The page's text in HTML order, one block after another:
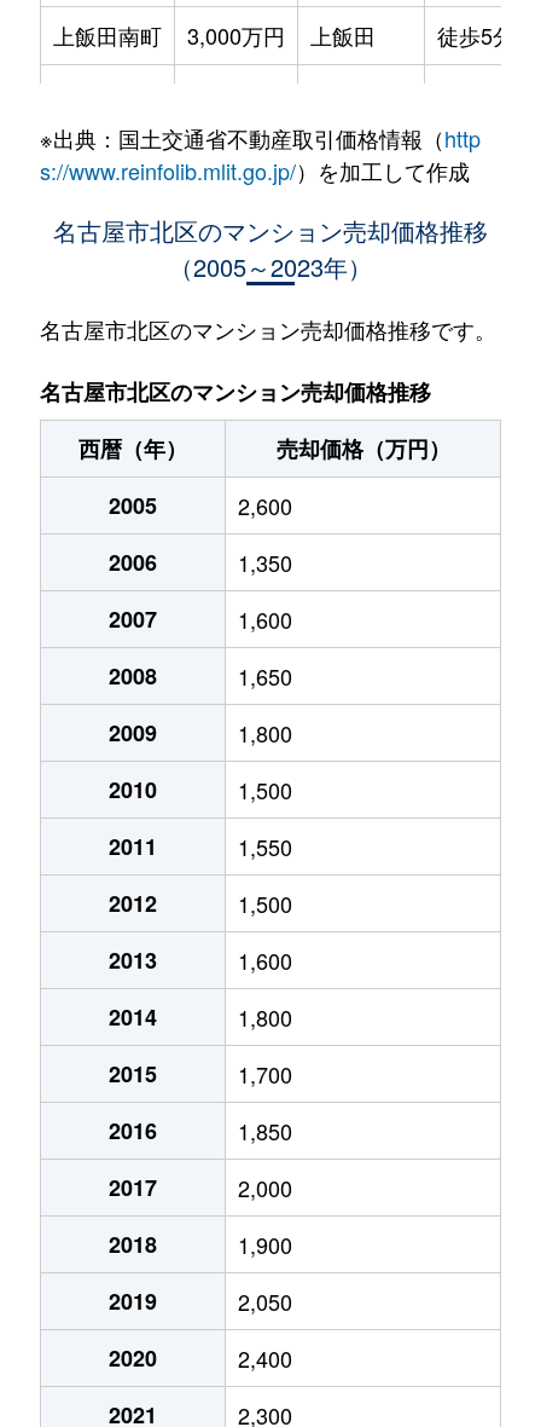
上飯田南町
3,000万円 上飯田
徒歩5分
上飯田南町
2,500万円 上飯田
徒歩5分
330万円 名城公園
金城
75万円 名城公園
徒歩8分
金城
900万円 名城公園
金城
名城公園
徒歩8分
630万円
2,500万円
1,600万円
楠味鋺
1,700万円
楠味鋺
1,300万円
楠味鋺
1,200万円
黒川本通
1,800万円
志賀町
2,100万円
志賀町
4,500万円
志賀本通
3,900万円
志賀本通
2,900万円
志賀南通
1,600万円
志賀南通
1,700万円
志賀南通
1,800万円
2,000万円
2,700万円
※出典：国土交通省不動産取引価格情報（http
s://www.reinfolib.mlit.go.jp/）を加工して作成
名古屋市北区のマンション売却価格推移
（2005～2023年）
名古屋市北区のマンション売却価格推移です。
名古屋市北区のマンション売却価格推移
西暦（年）
売却価格（万円）
2005
2,600
2006
1,350
2007
1,600
2008
1,650
2009
1,800
2010
1,500
2011
1,550
2012
1,500
2013
1,600
2014
1,800
2015
1,700
2016
1,850
2017
2,000
2018
1,900
2019
2,050
2020
2,400
2021
2,300